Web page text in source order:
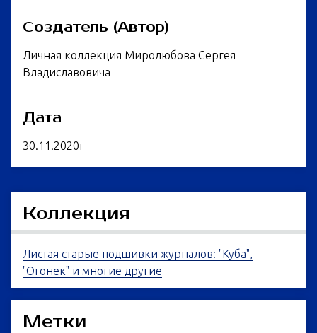
Создатель (Автор)
Личная коллекция Миролюбова Сергея
Владиславовича
Дата
30.11.2020г
Коллекция
Листая старые подшивки журналов: "Куба",
"Огонек" и многие другие
Метки